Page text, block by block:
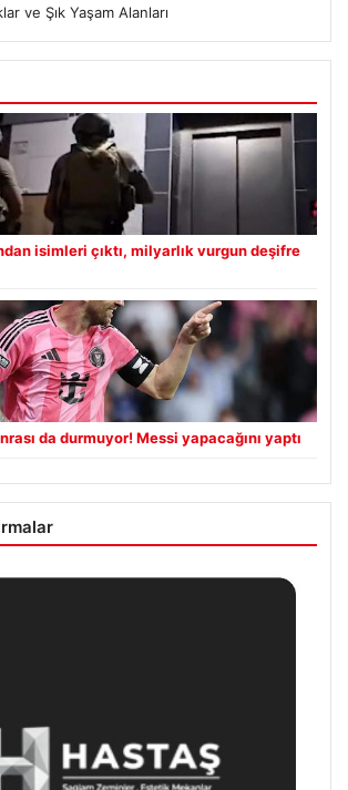
ve Şık Yaşam Alanları
isimleri çıktı, milyarlık vurgun deşifre
da durmuyor! Messi yapacağını yaptı